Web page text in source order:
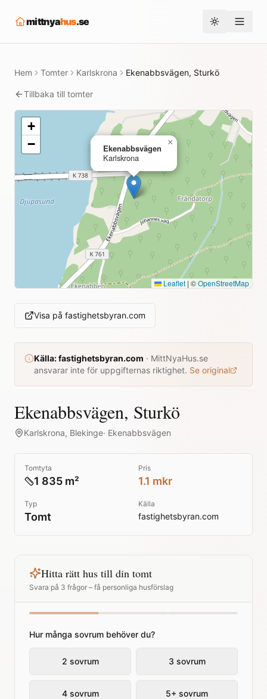
mittnyahus.se Toggle theme
Hem Tomter Karlskrona Ekenabbsvägen, Sturkö
Tillbaka till tomter
Ekenabbsvägen
Karlskrona
×
+
−
Leaflet | ©OpenStreetMap
Visa på fastighetsbyran.com
Källa:fastighetsbyran.com · MittNyaHus.se
ansvarar inte för uppgifternas riktighet. Se original
Ekenabbsvägen, Sturkö
Karlskrona, Blekinge· Ekenabbsvägen
Tomtyta
1 835 m²
Pris
1.1 mkr
Typ
Tomt
Källa
fastighetsbyran.com
Hitta rätt hus till din tomt
Svara på 3 frågor – få personliga husförslag
Hur många sovrum behöver du?
2 sovrum 3 sovrum
4 sovrum 5+ sovrum